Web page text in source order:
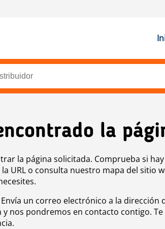
la
la página solicitada. Comprueba si hay
URL o consulta nuestro mapa del sitio
un correo electrónico a la dirección
nos pondremos en contacto contigo. Te